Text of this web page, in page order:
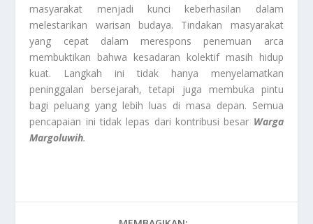
masyarakat menjadi kunci keberhasilan dalam
melestarikan warisan budaya. Tindakan masyarakat
yang cepat dalam merespons penemuan arca
membuktikan bahwa kesadaran kolektif masih hidup
kuat. Langkah ini tidak hanya menyelamatkan
peninggalan bersejarah, tetapi juga membuka pintu
bagi peluang yang lebih luas di masa depan. Semua
pencapaian ini tidak lepas dari kontribusi besar Warga
Margoluwih.